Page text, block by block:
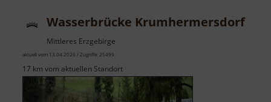
Wasserbrücke Krumhermersdorf
Mittleres Erzgebirge
aktuell vom 13.04.2026 / Zugriffe: 25499
17 km vom aktuellen Standort